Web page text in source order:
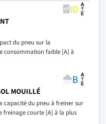
du pneu sur la
consommation faible [A] à
MOUILLÉ
capacité du pneu à freiner sur
freinage courte [A] à la plus